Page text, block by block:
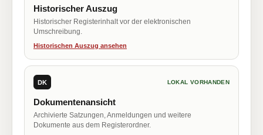
Historischer Auszug
Historischer Registerinhalt vor der elektronischen
Umschreibung.
Historischen Auszug ansehen
DK LOKAL VORHANDEN
Dokumentenansicht
Archivierte Satzungen, Anmeldungen und weitere
Dokumente aus dem Registerordner.